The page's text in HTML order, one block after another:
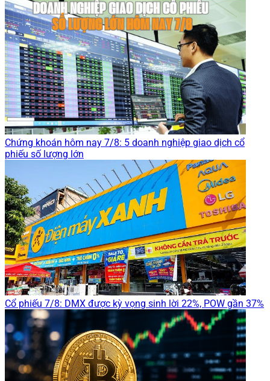
Chứng khoán hôm nay 7/8: 5 doanh nghiệp giao dịch cổ
phiếu số lượng lớn
Cổ phiếu 7/8: DMX được kỳ vọng sinh lời 22%, POW gần 37%